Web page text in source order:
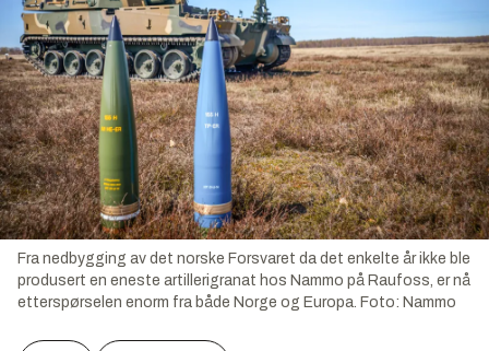
Fra nedbygging av det norske Forsvaret da det enkelte år ikke ble
produsert en eneste artillerigranat hos Nammo på Raufoss, er nå
etterspørselen enorm fra både Norge og Europa. Foto: Nammo